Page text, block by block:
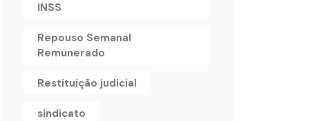
INSS
Repouso Semanal
Remunerado
Restituição judicial
sindicato